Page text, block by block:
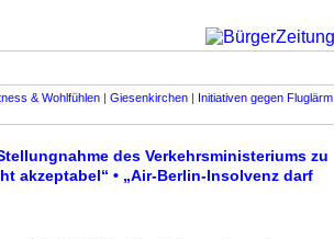
& Wohlfühlen | Giesenkirchen | Initiativen gegen Fluglärm
des Verkehrsministeriums zu
akzeptabel“ • „Air-Berlin-Insolvenz darf